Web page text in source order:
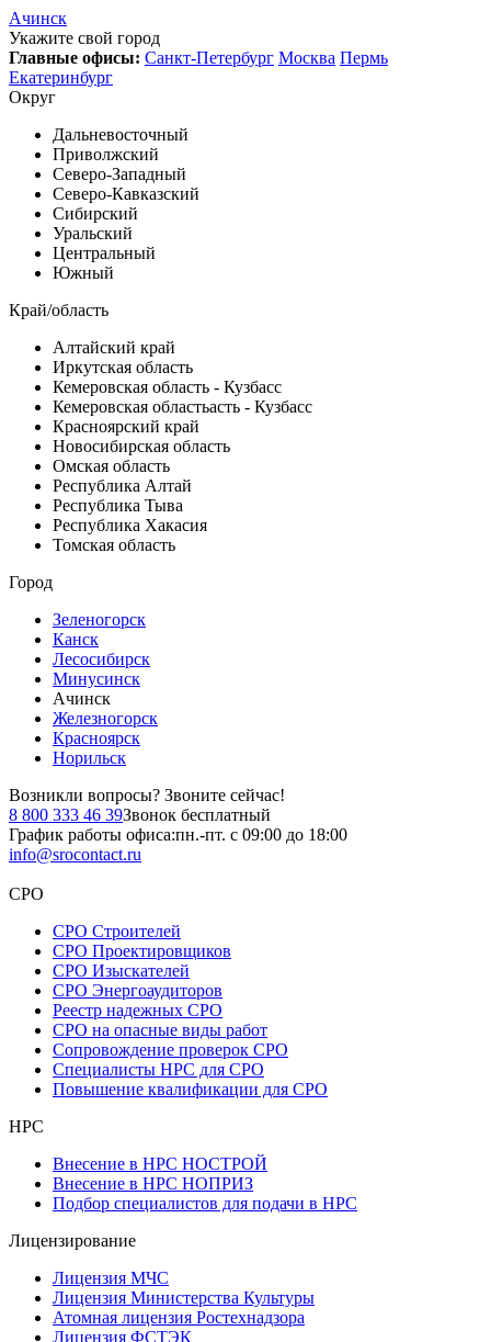
Ачинск
Укажите свой город
Главные офисы: Санкт-Петербург Москва Пермь
Екатеринбург
Округ
Дальневосточный
Приволжский
Северо-Западный
Северо-Кавказский
Сибирский
Уральский
Центральный
Южный
Край/область
Алтайский край
Иркутская область
Кемеровская область - Кузбасс
Кемеровская областьасть - Кузбасс
Красноярский край
Новосибирская область
Омская область
Республика Алтай
Республика Тыва
Республика Хакасия
Томская область
Город
Зеленогорск
Канск
Лесосибирск
Минусинск
Ачинск
Железногорск
Красноярск
Норильск
Возникли вопросы? Звоните сейчас!
8 800 333 46 39Звонок бесплатный
График работы офиса:пн.-пт. с 09:00 до 18:00
info@srocontact.ru
СРО
СРО Строителей
СРО Проектировщиков
СРО Изыскателей
СРО Энергоаудиторов
Реестр надежных СРО
СРО на опасные виды работ
Сопровождение проверок СРО
Специалисты НРС для СРО
Повышение квалификации для СРО
НРС
Внесение в НРС НОСТРОЙ
Внесение в НРС НОПРИЗ
Подбор специалистов для подачи в НРС
Лицензирование
Лицензия МЧС
Лицензия Министерства Культуры
Атомная лицензия Ростехнадзора
Лицензия ФСТЭК